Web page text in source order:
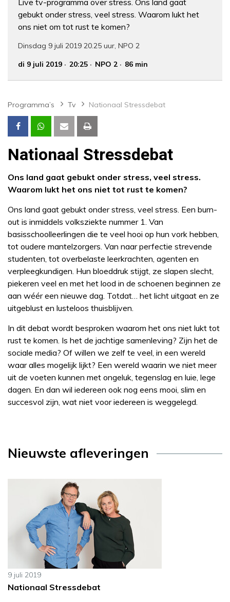
Live tv-programma over stress. Ons land gaat
gebukt onder stress, veel stress. Waarom lukt het
ons niet om tot rust te komen?
Dinsdag 9 juli 2019 20.25 uur, NPO 2
di 9 juli 2019
20:25 NPO 2 86 min
Programma’s Tv Nationaal Stressdebat
Nationaal Stressdebat
Ons land gaat gebukt onder stress, veel stress.
Waarom lukt het ons niet tot rust te komen?
Ons land gaat gebukt onder stress, veel stress. Een burn-
out is inmiddels volksziekte nummer 1. Van
basisschoolleerlingen die te veel hooi op hun vork hebben,
tot oudere mantelzorgers. Van naar perfectie strevende
studenten, tot overbelaste leerkrachten, agenten en
verpleegkundigen. Hun bloeddruk stijgt, ze slapen slecht,
piekeren veel en met het lood in de schoenen beginnen ze
aan wéér een nieuwe dag. Totdat… het licht uitgaat en ze
uitgeblust en lusteloos thuisblijven.
In dit debat wordt besproken waarom het ons niet lukt tot
rust te komen. Is het de jachtige samenleving? Zijn het de
sociale media? Of willen we zelf te veel, in een wereld
waar alles mogelijk lijkt? Een wereld waarin we niet meer
uit de voeten kunnen met ongeluk, tegenslag en luie, lege
dagen. En dan wil iedereen ook nog eens mooi, slim en
succesvol zijn, wat niet voor iedereen is weggelegd.
Nieuwste afleveringen
9 juli 2019
Nationaal Stressdebat